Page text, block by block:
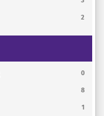
2
0
8
1